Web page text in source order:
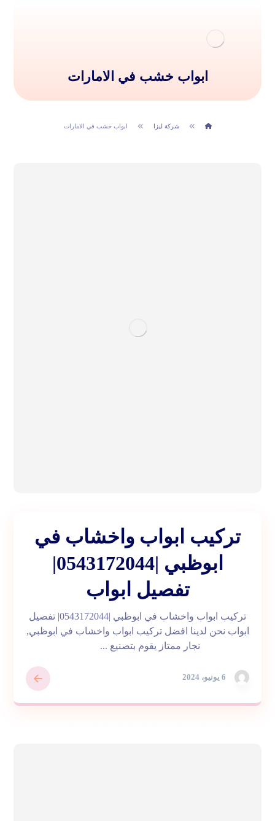
ابواب خشب في الامارات
شركة ليزا ابواب خشب في الامارات
تركيب ابواب واخشاب في
ابوظبي |0543172044|
تفصيل ابواب
6 يونيو، 2024
تركيب ابواب واخشاب في ابوظبي |0543172044| تفصيل
ابواب نحن لدينا افضل تركيب ابواب واخشاب في ابوظبي,
نجار ممتاز يقوم بتصنيع ...